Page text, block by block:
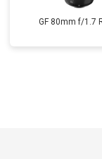
GF 80mm f/1.7